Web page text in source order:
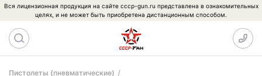
Вся лицензионная продукция на сайте cccp-gun.ru представлена в ознакомительных
целях, и не может быть приобретена дистанционным способом.
Пистолеты (пневматические)